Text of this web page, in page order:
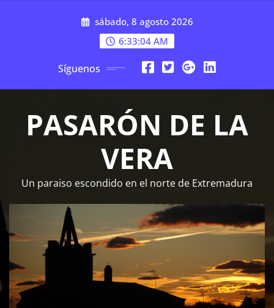
sábado, 8 agosto 2026
6:33:05 AM
Síguenos
PASARÓN DE LA
VERA
Un paraiso escondido en el norte de Extremadura